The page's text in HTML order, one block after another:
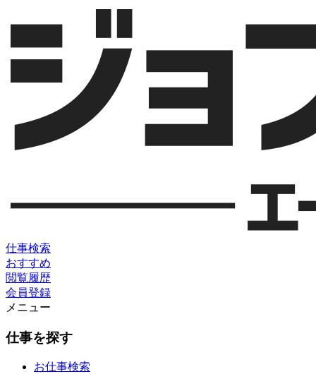
仕事検索
おすすめ
閲覧履歴
会員登録
メニュー
仕事を探す
お仕事検索